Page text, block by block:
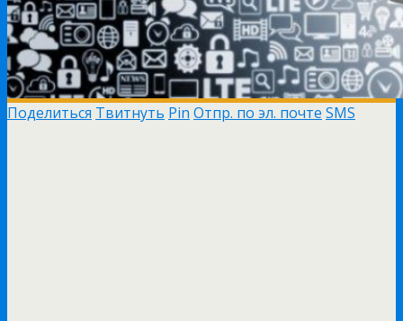
Поделиться Твитнуть Pin Отпр. по эл. почте SMS